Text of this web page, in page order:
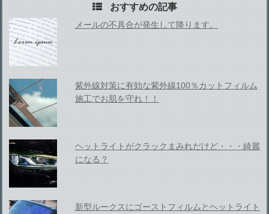
おすすめの記事
メールの不具合が発生して降ります。
紫外線対策に有効な紫外線100％カットフィルム
施工でお肌を守れ！！
ヘットライトがクラックまみれだけど・・・綺麗
になる？
新型ルークスにゴーストフィルムとヘットライト